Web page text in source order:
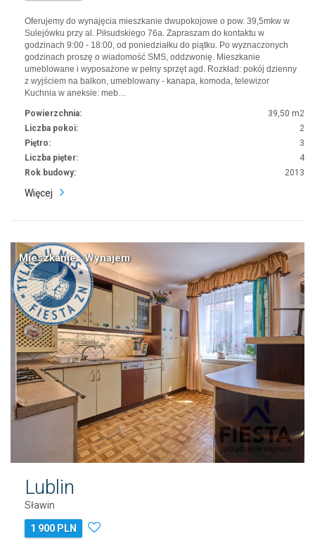
Oferujemy do wynajęcia mieszkanie dwupokojowe o pow. 39,5mkw w
Sulejówku przy al. Piłsudskiego 76a. Zapraszam do kontaktu w
godzinach 9:00 - 18:00, od poniedziałku do piątku. Po wyznaczonych
godzinach proszę o wiadomość SMS, oddzwonię. Mieszkanie
umeblowane i wyposażone w pełny sprzęt agd. Rozkład: pokój dzienny
z wyjściem na balkon, umeblowany - kanapa, komoda, telewizor
Kuchnia w aneksie: meb…
Powierzchnia:
39,50 m2
Liczba pokoi:
2
Piętro:
3
Liczba pięter:
4
Rok budowy:
2013
Więcej
Mieszkanie · Wynajem
Lublin
Sławin
1 900 PLN